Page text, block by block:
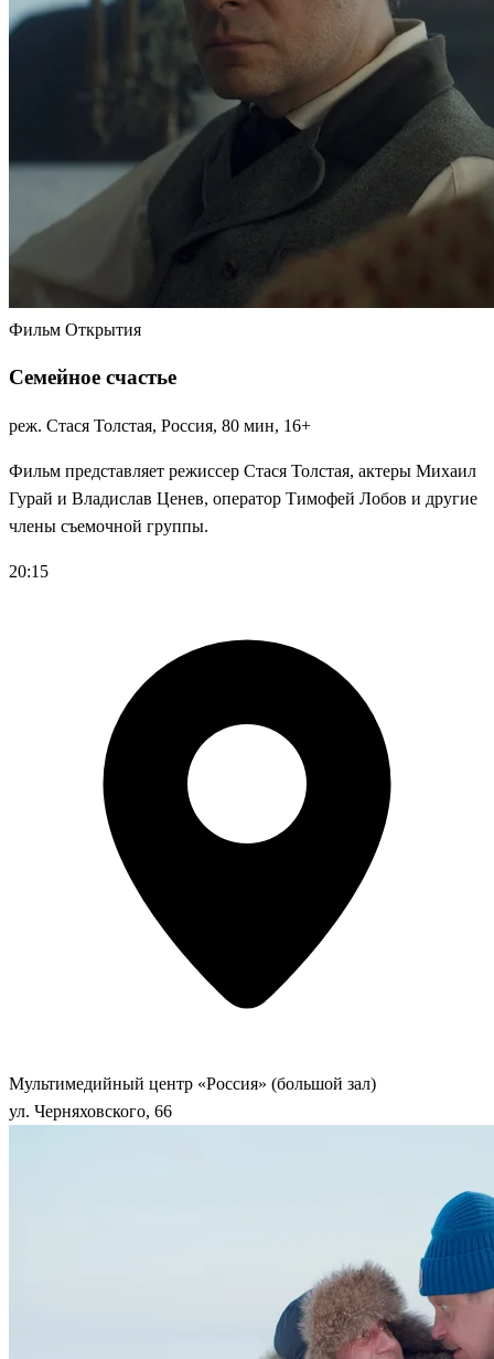
Фильм Открытия
Семейное счастье
реж. Стася Толстая, Россия, 80 мин, 16+
Фильм представляет режиссер Стася Толстая, актеры Михаил
Гурай и Владислав Ценев, оператор Тимофей Лобов и другие
члены съемочной группы.
20:15
Мультимедийный центр «Россия» (большой зал)
ул. Черняховского, 66